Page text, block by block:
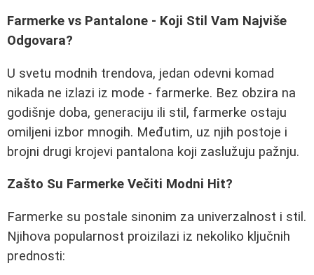
Farmerke vs Pantalone - Koji Stil Vam Najviše
Odgovara?
U svetu modnih trendova, jedan odevni komad
nikada ne izlazi iz mode - farmerke. Bez obzira na
godišnje doba, generaciju ili stil, farmerke ostaju
omiljeni izbor mnogih. Međutim, uz njih postoje i
brojni drugi krojevi pantalona koji zaslužuju pažnju.
Zašto Su Farmerke Večiti Modni Hit?
Farmerke su postale sinonim za univerzalnost i stil.
Njihova popularnost proizilazi iz nekoliko ključnih
prednosti: